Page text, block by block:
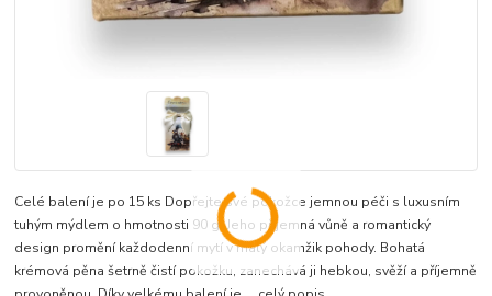
Celé balení je po 15 ks Dopřejte své pokožce jemnou péči s luxusním
tuhým mýdlem o hmotnosti 90 g. Jeho příjemná vůně a romantický
design promění každodenní mytí v malý okamžik pohody. Bohatá
krémová pěna šetrně čistí pokožku, zanechává ji hebkou, svěží a příjemně